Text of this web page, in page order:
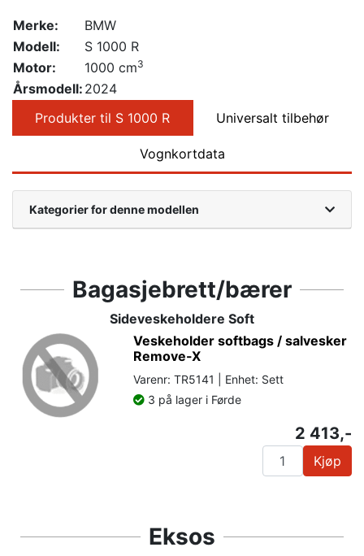
Merke:
BMW
Modell:
S 1000 R
Motor:
1000 cm3
Årsmodell: 2024
Produkter til S 1000 R
Universalt tilbehør
Vognkortdata
Kategorier for denne modellen
Bagasjebrett/bærer
Sideveskeholdere Soft
Veskeholder softbags / salvesker
Remove-X
Varenr: TR5141 | Enhet: Sett
3 på lager i Førde
2 413,-
Kjøp
Eksos